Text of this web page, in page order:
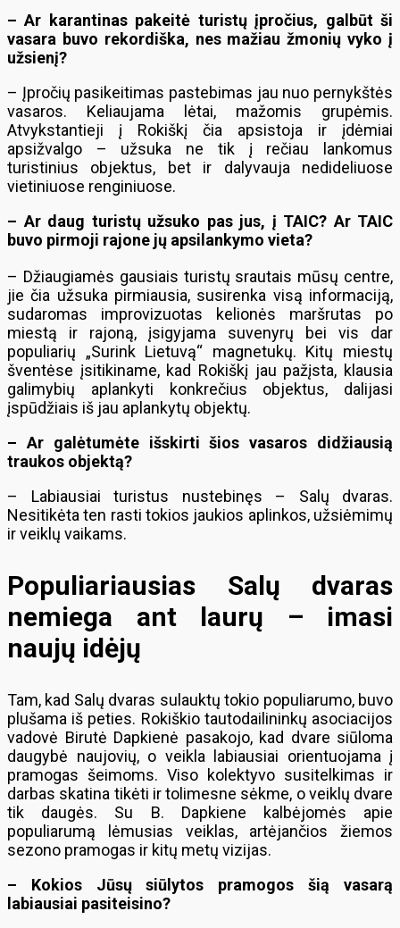
– Ar karantinas pakeitė turistų įpročius, galbūt ši
vasara buvo rekordiška, nes mažiau žmonių vyko į
užsienį?
– Įpročių pasikeitimas pastebimas jau nuo pernykštės
vasaros. Keliaujama lėtai, mažomis grupėmis.
Atvykstantieji į Rokiškį čia apsistoja ir įdėmiai
apsižvalgo – užsuka ne tik į rečiau lankomus
turistinius objektus, bet ir dalyvauja nedideliuose
vietiniuose renginiuose.
– Ar daug turistų užsuko pas jus, į TAIC? Ar TAIC
buvo pirmoji rajone jų apsilankymo vieta?
– Džiaugiamės gausiais turistų srautais mūsų centre,
jie čia užsuka pirmiausia, susirenka visą informaciją,
sudaromas improvizuotas kelionės maršrutas po
miestą ir rajoną, įsigyjama suvenyrų bei vis dar
populiarių „Surink Lietuvą“ magnetukų. Kitų miestų
šventėse įsitikiname, kad Rokiškį jau pažįsta, klausia
galimybių aplankyti konkrečius objektus, dalijasi
įspūdžiais iš jau aplankytų objektų.
– Ar galėtumėte išskirti šios vasaros didžiausią
traukos objektą?
– Labiausiai turistus nustebinęs – Salų dvaras.
Nesitikėta ten rasti tokios jaukios aplinkos, užsiėmimų
ir veiklų vaikams.
Populiariausias Salų dvaras
nemiega ant laurų – imasi
naujų idėjų
Tam, kad Salų dvaras sulauktų tokio populiarumo, buvo
plušama iš peties. Rokiškio tautodailininkų asociacijos
vadovė Birutė Dapkienė pasakojo, kad dvare siūloma
daugybė naujovių, o veikla labiausiai orientuojama į
pramogas šeimoms. Viso kolektyvo susitelkimas ir
darbas skatina tikėti ir tolimesne sėkme, o veiklų dvare
tik daugės. Su B. Dapkiene kalbėjomės apie
populiarumą lėmusias veiklas, artėjančios žiemos
sezono pramogas ir kitų metų vizijas.
– Kokios Jūsų siūlytos pramogos šią vasarą
labiausiai pasiteisino?